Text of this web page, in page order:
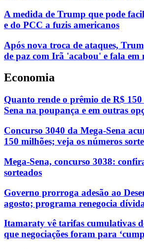
A medida de Trump que pode
e do PCC a fuzis americanos
Após nova troca de ataques,
de paz com Irã 'acabou' e fala em
Economia
Quanto rende o prêmio de R$
Sena na poupança e em outras
Concurso 3040 da Mega-Sena
150 milhões; veja os números
Mega-Sena, concurso 3038:
sorteados
Governo prorroga adesão ao
agosto; programa renegocia
Itamaraty vê tarifas cumulativas
que negociações foram para